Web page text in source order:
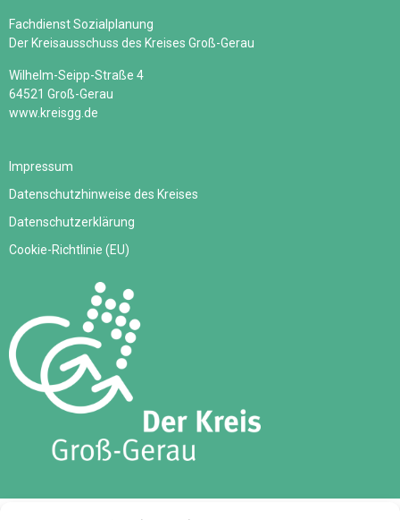
Fachdienst Sozialplanung
Der Kreisausschuss des Kreises Groß-Gerau
Wilhelm-Seipp-Straße 4
64521 Groß-Gerau
www.kreisgg.de
Impressum
Datenschutzhinweise des Kreises
Datenschutzerklärung
Cookie-Richtlinie (EU)